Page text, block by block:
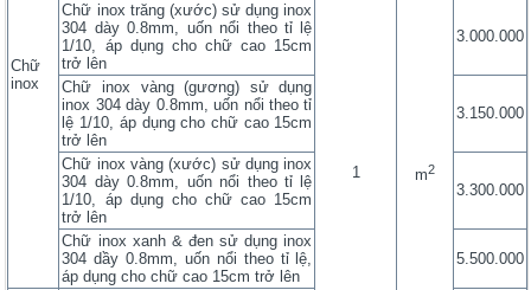
1 m2
Chữ
inox
Chữ inox trăng (xước) sử dụng inox
304 dày 0.8mm, uốn nổi theo tỉ lệ
1/10, áp dụng cho chữ cao 15cm
trở lên
3.000.000
Chữ inox vàng (gương) sử dụng
inox 304 dày 0.8mm, uốn nổi theo tỉ
lệ 1/10, áp dụng cho chữ cao 15cm
trở lên
3.150.000
Chữ inox vàng (xước) sử dụng inox
304 dày 0.8mm, uốn nổi theo tỉ lệ
1/10, áp dụng cho chữ cao 15cm
trở lên
3.300.000
Chữ inox xanh & đen sử dụng inox
304 dầy 0.8mm, uốn nổi theo tỉ lệ,
áp dụng cho chữ cao 15cm trở lên
5.500.000